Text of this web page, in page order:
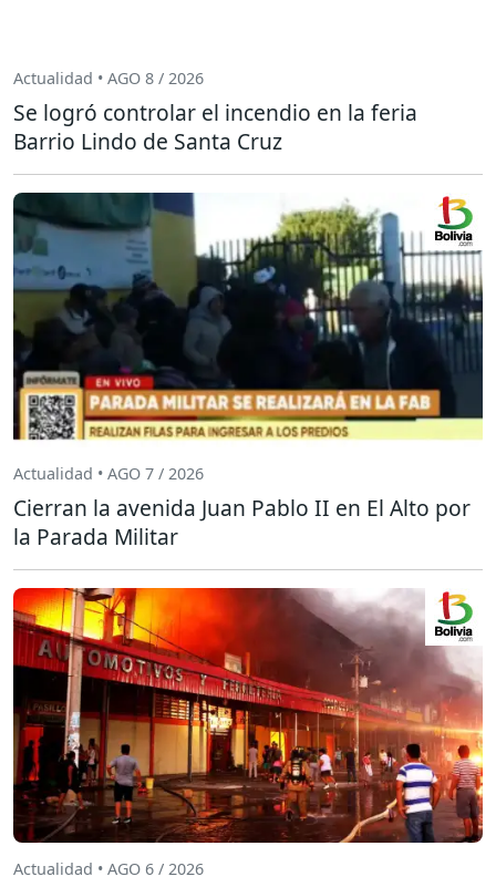
Actualidad • AGO 8 / 2026
Se logró controlar el incendio en la feria
Barrio Lindo de Santa Cruz
Actualidad • AGO 7 / 2026
Cierran la avenida Juan Pablo II en El Alto por
la Parada Militar
Actualidad • AGO 6 / 2026